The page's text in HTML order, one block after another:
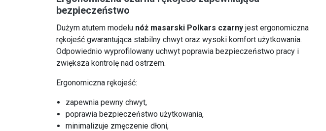
bezpieczeństwo
Dużym atutem modelu nóż masarski Polkars czarny jest ergonomiczna
rękojeść gwarantująca stabilny chwyt oraz wysoki komfort użytkowania.
Odpowiednio wyprofilowany uchwyt poprawia bezpieczeństwo pracy i
zwiększa kontrolę nad ostrzem.
Ergonomiczna rękojeść:
zapewnia pewny chwyt,
poprawia bezpieczeństwo użytkowania,
minimalizuje zmęczenie dłoni,